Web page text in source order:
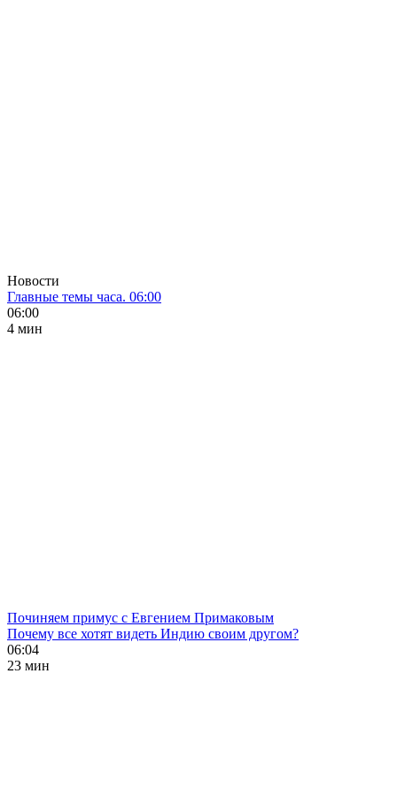
Новости
Главные темы часа. 06:00
06:00
4 мин
Починяем примус с Евгением Примаковым
Почему все хотят видеть Индию своим другом?
06:04
23 мин